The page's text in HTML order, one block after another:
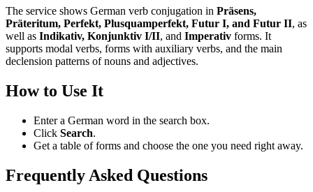
The service shows German verb conjugation in Präsens,
Präteritum, Perfekt, Plusquamperfekt, Futur I, and Futur II, as
well as Indikativ, Konjunktiv I/II, and Imperativ forms. It
supports modal verbs, forms with auxiliary verbs, and the main
declension patterns of nouns and adjectives.
How to Use It
Enter a German word in the search box.
Click Search.
Get a table of forms and choose the one you need right away.
Frequently Asked Questions